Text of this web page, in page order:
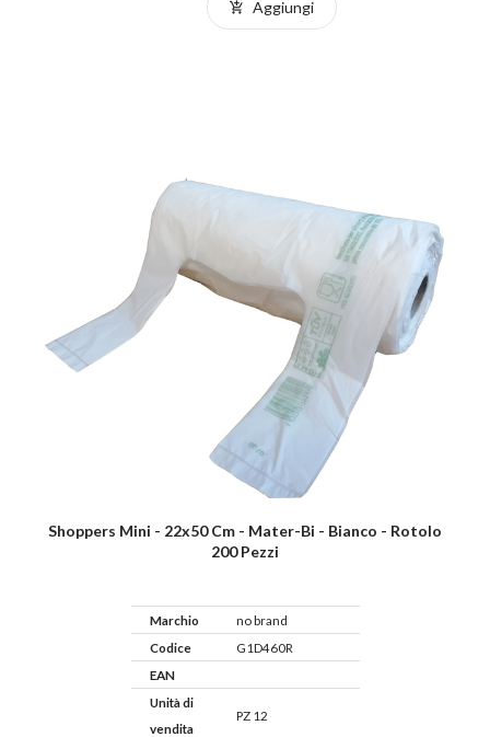
Aggiungi
Shoppers Mini - 22x50 Cm - Mater-Bi - Bianco - Rotolo
200 Pezzi
Marchio
no brand
Codice
G1D460R
EAN
Unità di
vendita
PZ 12